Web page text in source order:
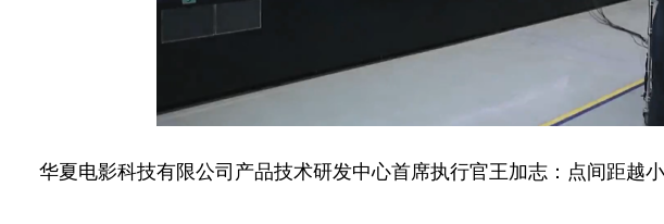
华夏电影科技有限公司产品技术研发中心首席执行官王加志：点间距越